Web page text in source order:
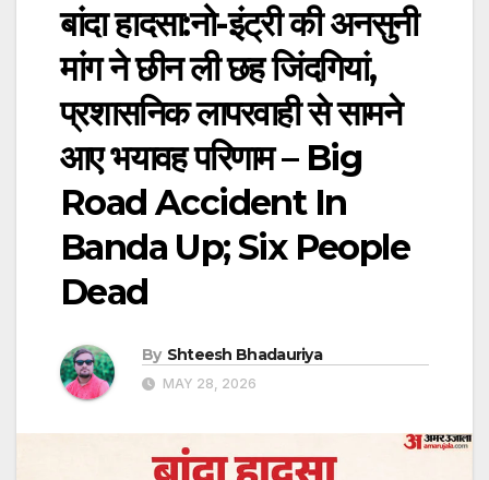
बांदा हादसा:नो-इंट्री की अनसुनी
मांग ने छीन ली छह जिंदगियां,
प्रशासनिक लापरवाही से सामने
आए भयावह परिणाम – Big
Road Accident In
Banda Up; Six People
Dead
By Shteesh Bhadauriya
MAY 28, 2026